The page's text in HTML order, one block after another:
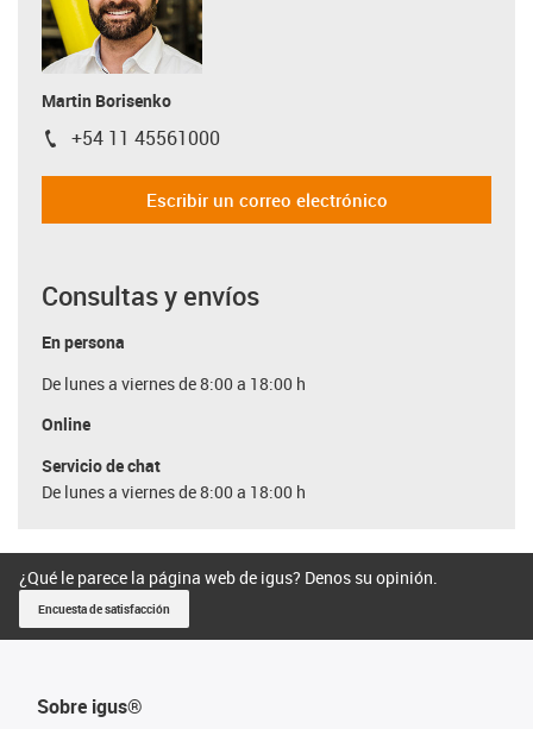
Martin Borisenko
igus-icon-phone
+54 11 45561000
Escribir un correo electrónico
Consultas y envíos
En persona
De lunes a viernes de 8:00 a 18:00 h
Online
Servicio de chat
De lunes a viernes de 8:00 a 18:00 h
¿Qué le parece la página web de igus? Denos su opinión.
Encuesta de satisfacción
Sobre igus®